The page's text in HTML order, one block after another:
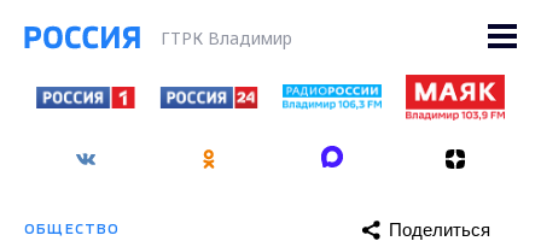
ГТРК Владимир
ОБЩЕСТВО Поделиться